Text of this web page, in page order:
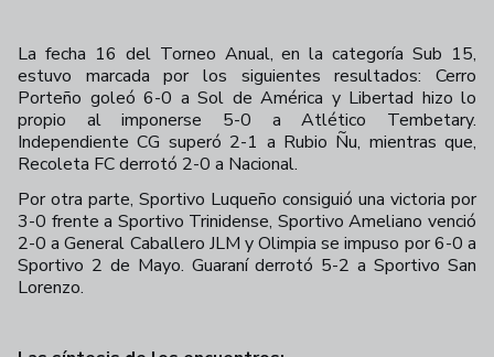
La fecha 16 del Torneo Anual, en la categoría Sub 15,
estuvo marcada por los siguientes resultados: Cerro
Porteño goleó 6-0 a Sol de América y Libertad hizo lo
propio al imponerse 5-0 a Atlético Tembetary.
Independiente CG superó 2-1 a Rubio Ñu, mientras que,
Recoleta FC derrotó 2-0 a Nacional.
Por otra parte, Sportivo Luqueño consiguió una victoria por
3-0 frente a Sportivo Trinidense, Sportivo Ameliano venció
2-0 a General Caballero JLM y Olimpia se impuso por 6-0 a
Sportivo 2 de Mayo. Guaraní derrotó 5-2 a Sportivo San
Lorenzo.